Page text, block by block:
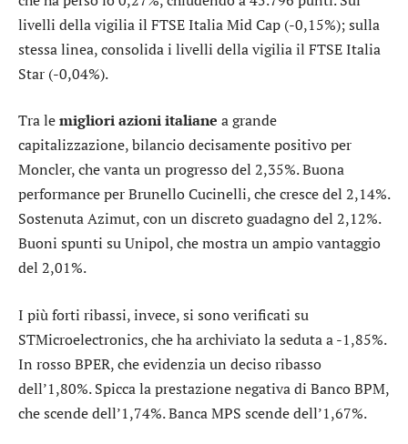
livelli della vigilia il FTSE Italia Mid Cap (-0,15%); sulla
stessa linea, consolida i livelli della vigilia il FTSE Italia
Star (-0,04%).
Tra lemigliori azioni italiane a grande
capitalizzazione, bilancio decisamente positivo per
Moncler, che vanta un progresso del 2,35%. Buona
performance perBrunello Cucinelli, che cresce del 2,14%.
SostenutaAzimut, con un discreto guadagno del 2,12%.
Buoni spunti suUnipol, che mostra un ampio vantaggio
del 2,01%.
I più forti ribassi, invece, si sono verificati su
STMicroelectronics, che ha archiviato la seduta a -1,85%.
In rossoBPER, che evidenzia un deciso ribasso
dell’1,80%. Spicca la prestazione negativa di Banco BPM,
che scende dell’1,74%.Banca MPS scende dell’1,67%.